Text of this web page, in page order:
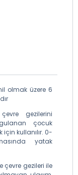
olmak üzere 6
gezilerini
çocuk
kullanılır. 0-
yatak
çevre gezileri ile